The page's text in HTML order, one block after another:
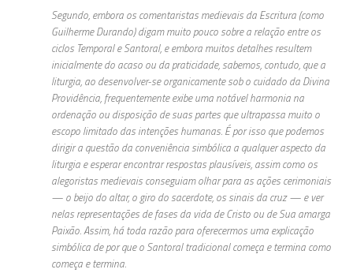
Segundo, embora os comentaristas medievais da Escritura (como
Guilherme Durando) digam muito pouco sobre a relação entre os
ciclos Temporal e Santoral, e embora muitos detalhes resultem
inicialmente do acaso ou da praticidade, sabemos, contudo, que a
liturgia, ao desenvolver-se organicamente sob o cuidado da Divina
Providência, frequentemente exibe uma notável harmonia na
ordenação ou disposição de suas partes que ultrapassa muito o
escopo limitado das intenções humanas. É por isso que podemos
dirigir a questão da conveniência simbólica a qualquer aspecto da
liturgia e esperar encontrar respostas plausíveis, assim como os
alegoristas medievais conseguiam olhar para as ações cerimoniais
— o beijo do altar, o giro do sacerdote, os sinais da cruz — e ver
nelas representações de fases da vida de Cristo ou de Sua amarga
Paixão. Assim, há toda razão para oferecermos uma explicação
simbólica de por que o Santoral tradicional começa e termina como
começa e termina.